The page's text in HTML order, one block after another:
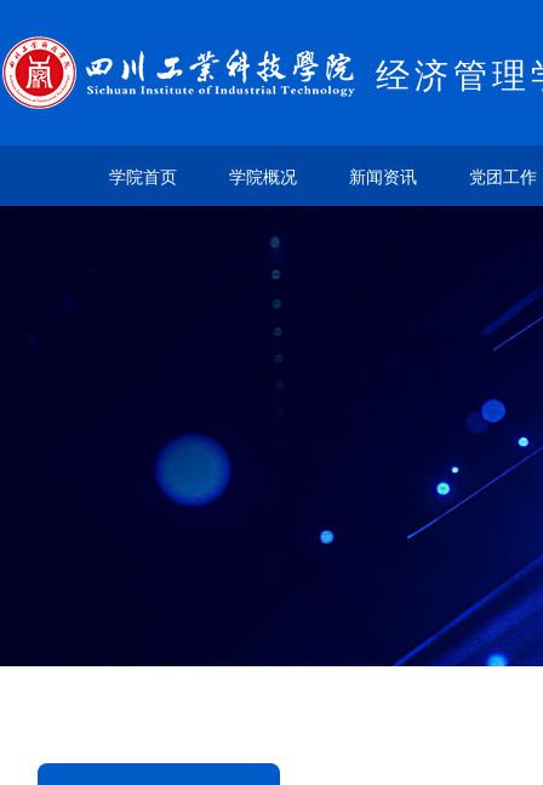
经济管理
学院首页 学院概况 新闻资讯 党团工作